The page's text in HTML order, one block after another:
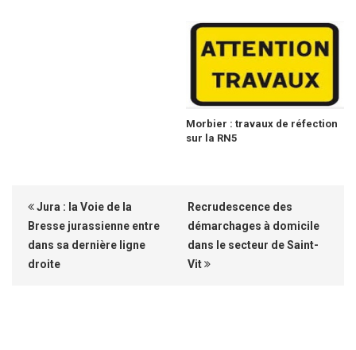
Morbier : travaux de réfection
sur la RN5
Jura : la Voie de la
Bresse jurassienne entre
dans sa dernière ligne
droite
Recrudescence des
démarchages à domicile
dans le secteur de Saint-
Vit